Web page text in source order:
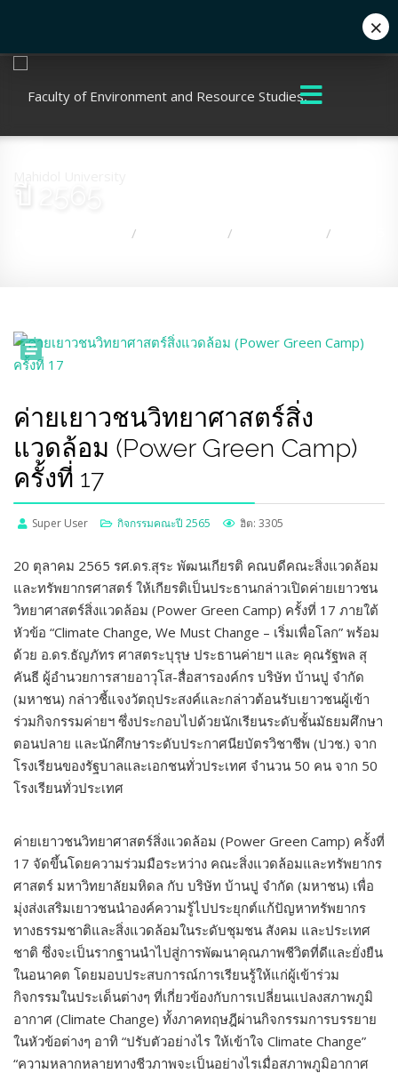
ปี 2565
/ / /
ค่ายเยาวชนวิทยาศาสตร์สิ่ง
แวดล้อม (Power Green Camp)
ครั้งที่ 17
Super User กิจกรรมคณะปี 2565 ฮิต: 3305
20 ตุลาคม 2565 รศ.ดร.สุระ พัฒนเกียรติ คณบดีคณะสิ่งแวดล้อม
และทรัพยากรศาสตร์ ให้เกียรติเป็นประธานกล่าวเปิดค่ายเยาวชน
วิทยาศาสตร์สิ่งแวดล้อม (Power Green Camp) ครั้งที่ 17 ภายใต้
หัวข้อ “Climate Change, We Must Change – เริ่มเพื่อโลก” พร้อม
ด้วย อ.ดร.ธัญภัทร ศาสตระบุรุษ ประธานค่ายฯ และ คุณรัฐพล สุ
คันธี ผู้อำนวยการสายอาวุโส-สื่อสารองค์กร บริษัท บ้านปู จำกัด
(มหาชน) กล่าวชี้แจงวัตถุประสงค์และกล่าวต้อนรับเยาวชนผู้เข้า
ร่วมกิจกรรมค่ายฯ ซึ่งประกอบไปด้วยนักเรียนระดับชั้นมัธยมศึกษา
ตอนปลาย และนักศึกษาระดับประกาศนียบัตรวิชาชีพ (ปวช.) จาก
โรงเรียนของรัฐบาลและเอกชนทั่วประเทศ จำนวน 50 คน จาก 50
โรงเรียนทั่วประเทศ
ค่ายเยาวชนวิทยาศาสตร์สิ่งแวดล้อม (Power Green Camp) ครั้งที่
17 จัดขึ้นโดยความร่วมมือระหว่าง คณะสิ่งแวดล้อมและทรัพยากร
ศาสตร์ มหาวิทยาลัยมหิดล กับ บริษัท บ้านปู จำกัด (มหาชน) เพื่อ
มุ่งส่งเสริมเยาวชนนำองค์ความรู้ไปประยุกต์แก้ปัญหาทรัพยากร
ทางธรรมชาติและสิ่งแวดล้อมในระดับชุมชน สังคม และประเทศ
ชาติ ซึ่งจะเป็นรากฐานนำไปสู่การพัฒนาคุณภาพชีวิตที่ดีและยั่งยืน
ในอนาคต โดยมอบประสบการณ์การเรียนรู้ให้แก่ผู้เข้าร่วม
กิจกรรมในประเด็นต่างๆ ที่เกี่ยวข้องกับการเปลี่ยนแปลงสภาพภูมิ
อากาศ (Climate Change) ทั้งภาคทฤษฎีผ่านกิจกรรมการบรรยาย
ในหัวข้อต่างๆ อาทิ “ปรับตัวอย่างไร ให้เข้าใจ Climate Change”
“ความหลากหลายทางชีวภาพจะเป็นอย่างไรเมื่อสภาพภูมิอากาศ
×